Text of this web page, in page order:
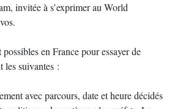
invitée à s’exprimer au World
en France pour essayer de
les suivantes :
avec parcours, date et heure décidés